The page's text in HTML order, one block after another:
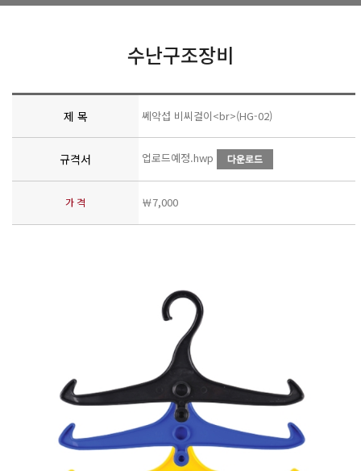
수난구조장비
제 목 쎄악섭 비씨걸이<br>(HG-02)
규격서 업로드예정.hwp
가 격 ￦7,000